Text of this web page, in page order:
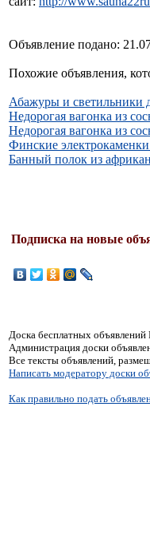
Объявление подано:
Похожие объявления,
Абажуры и светильники
Недорогая вагонка из
Недорогая вагонка из
Финские электрокаменки
Банный полок из
Подписка на новые
Доска бесплатных объявлений
Администрация доски
Все тексты объявлений,
Написать модератору доски
Как правильно подать